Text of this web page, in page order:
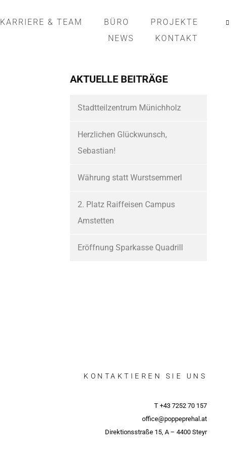
KARRIERE & TEAM BÜRO
PROJEKTE
NEWS
KONTAKT
AKTUELLE BEITRÄGE
Stadtteilzentrum Münichholz
Herzlichen Glückwunsch,
Sebastian!
Währung statt Wurstsemmerl
2. Platz Raiffeisen Campus
Amstetten
Eröffnung Sparkasse Quadrill
KONTAKTIEREN SIE UNS
T +43 7252 70 157
office@poppeprehal.at
Direktionsstraße 15, A – 4400 Steyr